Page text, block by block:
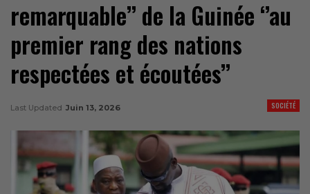
remarquable’’ de la Guinée ‘’au
premier rang des nations
respectées et écoutées’’
SOCIÉTÉ
Last Updated Juin 13, 2026